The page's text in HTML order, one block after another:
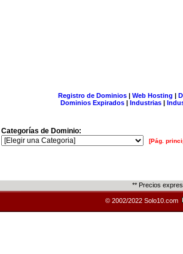
Registro de Dominios| Web Hosting |
Dominios Expirados | Industrias |
Categorías de Dominio:
[Pág.
** Precios
© 2002/2022 Solo10.com